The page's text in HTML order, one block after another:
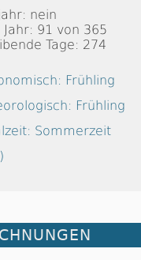
nein
Jahr: 91 von 365
Tage: 274
Frühling
Frühling
Sommerzeit